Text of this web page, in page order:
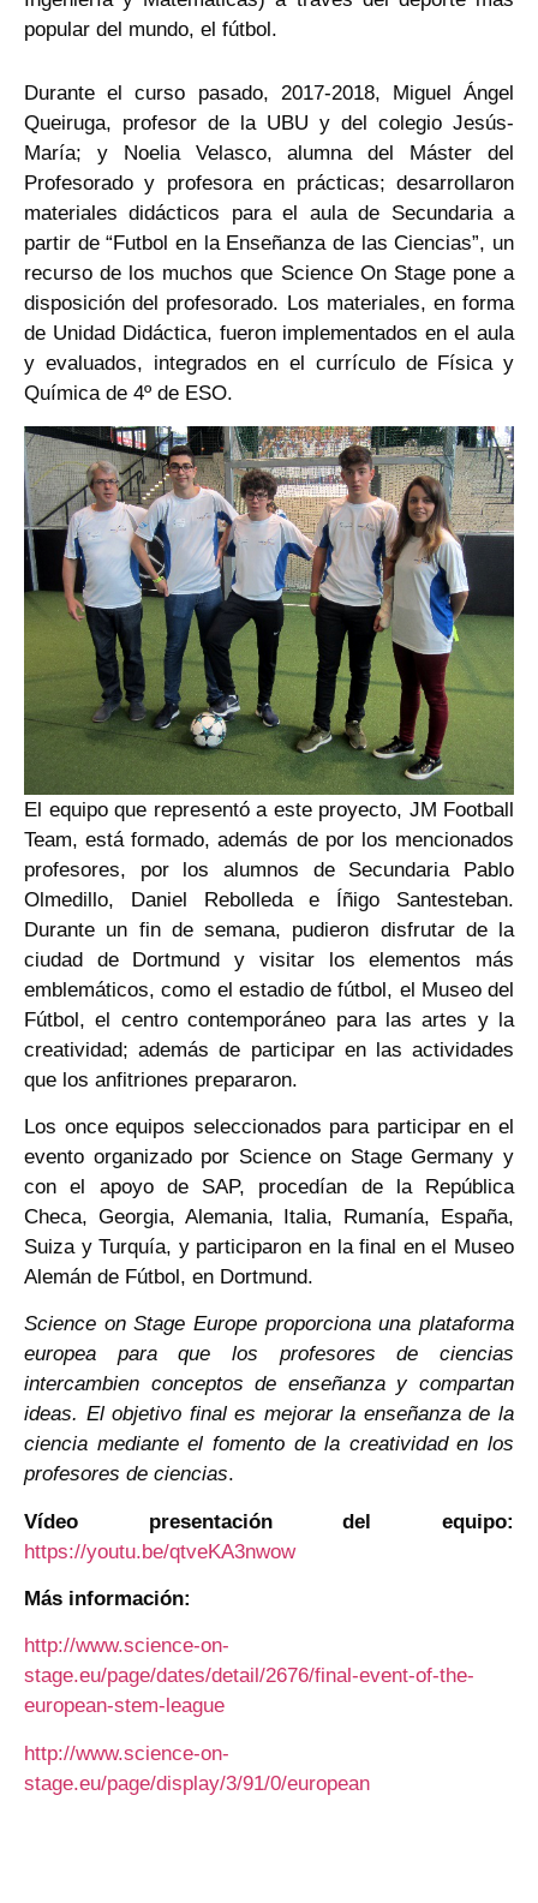
popular del mundo, el fútbol.
Durante el curso pasado, 2017-2018, Miguel Ángel
Queiruga, profesor de la UBU y del colegio Jesús-
María; y Noelia Velasco, alumna del Máster del
Profesorado y profesora en prácticas; desarrollaron
materiales didácticos para el aula de Secundaria a
partir de “Futbol en la Enseñanza de las Ciencias”, un
recurso de los muchos que Science On Stage pone a
disposición del profesorado. Los materiales, en forma
de Unidad Didáctica, fueron implementados en el aula
y evaluados, integrados en el currículo de Física y
Química de 4º de ESO.
El equipo que representó a este proyecto, JM Football
Team, está formado, además de por los mencionados
profesores, por los alumnos de Secundaria Pablo
Olmedillo, Daniel Rebolleda e Íñigo Santesteban.
Durante un fin de semana, pudieron disfrutar de la
ciudad de Dortmund y visitar los elementos más
emblemáticos, como el estadio de fútbol, el Museo del
Fútbol, el centro contemporáneo para las artes y la
creatividad; además de participar en las actividades
que los anfitriones prepararon.
Los once equipos seleccionados para participar en el
evento organizado por Science on Stage Germany y
con el apoyo de SAP, procedían de la República
Checa, Georgia, Alemania, Italia, Rumanía, España,
Suiza y Turquía, y participaron en la final en el Museo
Alemán de Fútbol, en Dortmund.
Science on Stage Europe proporciona una plataforma
europea para que los profesores de ciencias
intercambien conceptos de enseñanza y compartan
ideas. El objetivo final es mejorar la enseñanza de la
ciencia mediante el fomento de la creatividad en los
profesores de ciencias.
Vídeo presentación del equipo:
https://youtu.be/qtveKA3nwow
Más información:
http://www.science-on-
stage.eu/page/dates/detail/2676/final-event-of-the-
european-stem-league
http://www.science-on-
stage.eu/page/display/3/91/0/european